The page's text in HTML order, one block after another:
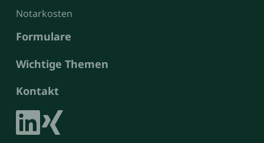
Notarkosten
Formulare
Wichtige Themen
Kontakt